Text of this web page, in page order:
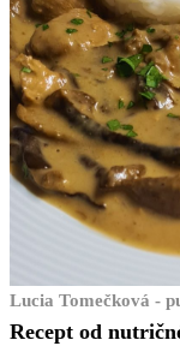
Lucia Tomečková -
Recept od